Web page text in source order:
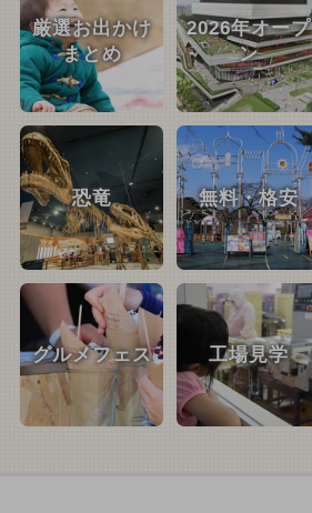
厳選お出かけ
まとめ
2026年オープ
ン
恐竜 無料・格安
グルメフェス 工場見学